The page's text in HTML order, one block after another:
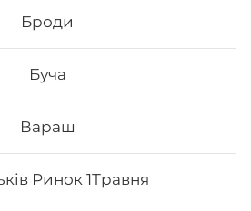
Броди
Буча
Вараш
Ринок 1Травня